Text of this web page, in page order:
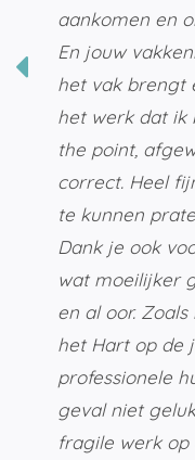
aankomen en
En jouw
het vak brengt
het werk dat ik
the point,
correct. Heel
te kunnen
Dank je ook
wat moeilijker
en al oor.
het Hart op de
professionele
geval niet
fragile werk op